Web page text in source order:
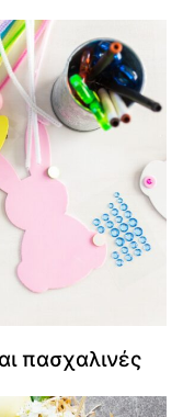
πασχαλινές